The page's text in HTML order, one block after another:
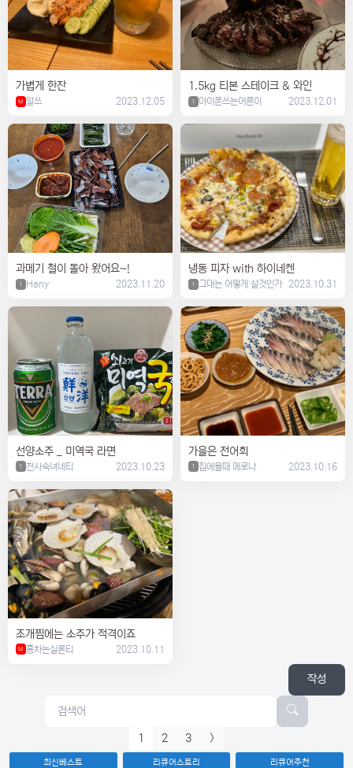
가볍게 한잔
M 알쓰 2023.12.05
1.5kg 티본 스테이크 & 와인
1 아이폰쓰는어른이 2023.12.01
과메기 철이 돌아 왔어요~!
1 Hany 2023.11.20
냉동 피자 with 하이네켄
1 그대는 어떻게 살것인가 2023.10.31
선양소주 _ 미역국 라면
1 천사숙녀네티 2023.10.23
가을은 전어회
1 집에올때 메로나 2023.10.16
조개찜에는 소주가 적격이죠
M 홍차는실론티 2023.10.11
작성
1 2 3 >
최신베스트 리큐어스토리 리큐어추천